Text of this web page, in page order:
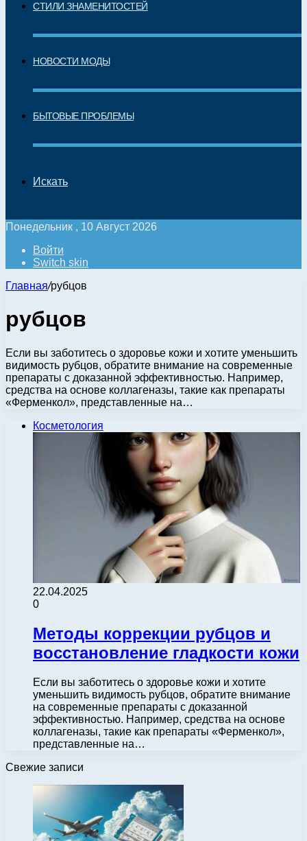
СТИЛИ ЗНАМЕНИТОСТЕЙ
НОВОСТИ МОДЫ
БЫТОВЫЕ ПРОБЛЕМЫ
Искать
Понедельник , 10 Август 2026
Войти
Switch skin
Главная/рубцов
рубцов
Если вы заботитесь о здоровье кожи и хотите уменьшить
видимость рубцов, обратите внимание на современные
препараты с доказанной эффективностью. Например,
средства на основе коллагеназы, такие как препараты
«Ферменкол», представленные на…
Косметология
22.04.2025
0
Методы коррекции рубцов и
восстановление гладкости кожи
Если вы заботитесь о здоровье кожи и хотите
уменьшить видимость рубцов, обратите внимание
на современные препараты с доказанной
эффективностью. Например, средства на основе
коллагеназы, такие как препараты «Ферменкол»,
представленные на…
Свежие записи